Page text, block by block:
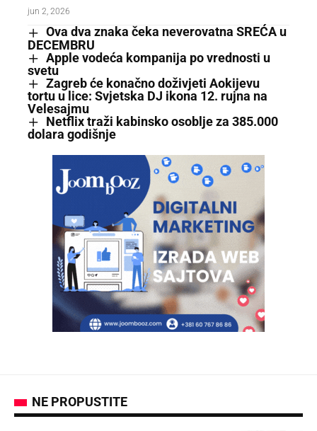
jun 2, 2026
Ova dva znaka čeka neverovatna SREĆA u
DECEMBRU
Apple vodeća kompanija po vrednosti u
svetu
Zagreb će konačno doživjeti Aokijevu
tortu u lice: Svjetska DJ ikona 12. rujna na
Velesajmu
Netflix traži kabinsko osoblje za 385.000
dolara godišnje
NE PROPUSTITE